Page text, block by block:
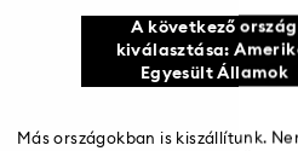
Esetleg
A következő ország
kiválasztása:
Egyesült Államok
Más országokban is kiszállítunk.